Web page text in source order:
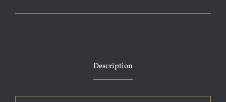
Description